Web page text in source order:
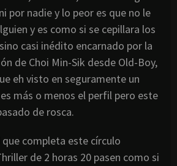
por nadie y lo peor es que no le
y es como si se cepillara los
casi inédito encarnado por la
de Choi Min-Sik desde Old-Boy,
eh visto en seguramente un
más o menos el perfil pero este
de rosca.
completa este círculo
de 2 horas 20 pasen como si